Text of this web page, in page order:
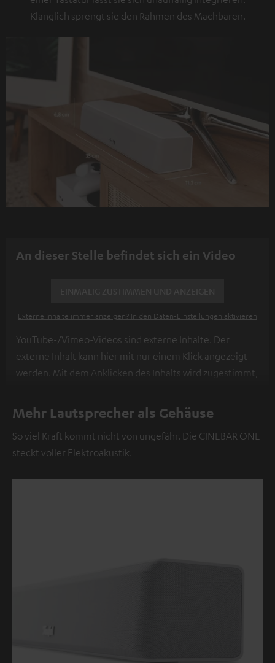
Klanglich sprengt sie den Rahmen des Machbaren.
An dieser Stelle befindet sich ein Video
Externe Inhalte immer anzeigen? In den Daten‑Einstellungen aktivieren
YouTube-/Vimeo-Videos sind externe Inhalte. Der
externe Inhalt kann hier mit nur einem Klick angezeigt
werden. Mit dem Anklicken des Inhalts wird zugestimmt,
personenbezogene Daten an Drittplattformen
übermittelt werden. Weitere Informationen sind in der
Datenschutzerklärung unter I zu finden .
Mehr Lautsprecher als Gehäuse
So viel Kraft kommt nicht von ungefähr. Die CINEBAR ONE
steckt voller Elektroakustik.